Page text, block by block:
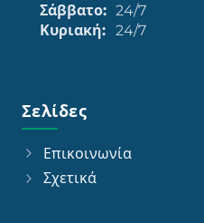
Σάββατο: 24/7
Κυριακή: 24/7
Σελίδες
Επικοινωνία
Σχετικά